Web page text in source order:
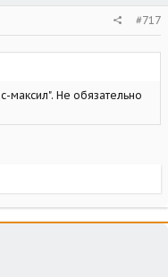
#717
максил". Не обязательно